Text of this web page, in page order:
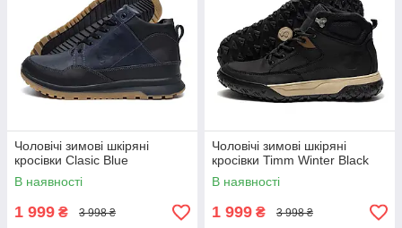
Чоловічі зимові шкіряні
кросівки Clasic Blue
В наявності
1 999 ₴ 3 998 ₴
Чоловічі зимові шкіряні
кросівки Timm Winter Black
В наявності
1 999 ₴ 3 998 ₴